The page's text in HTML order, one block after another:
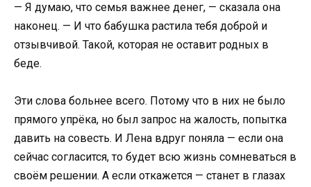
— Я думаю, что семья важнее денег, — сказала она
наконец. — И что бабушка растила тебя доброй и
отзывчивой. Такой, которая не оставит родных в
беде.
Эти слова больнее всего. Потому что в них не было
прямого упрёка, но был запрос на жалость, попытка
давить на совесть. И Лена вдруг поняла — если она
сейчас согласится, то будет всю жизнь сомневаться в
своём решении. А если откажется — станет в глазах